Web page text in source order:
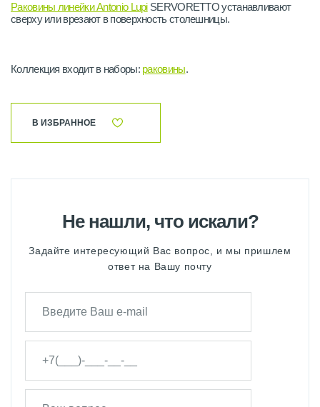
Раковины линейки Antonio LupiSERVORETTO устанавливают
сверху или врезают в поверхность столешницы.
Коллекция входит в наборы: раковины.
В ИЗБРАННОЕ
Не нашли, что искали?
Задайте интересующий Вас вопрос, и мы пришлем
ответ на Вашу почту